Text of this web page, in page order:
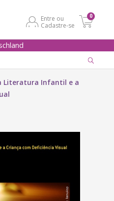
Entre ou
Cadastre-se
0
Literatura Infantil e a